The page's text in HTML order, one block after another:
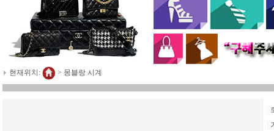
현재위치: > 몽블랑 시계